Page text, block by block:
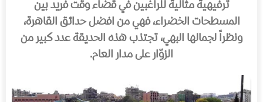
ترفيهية مثالية للراغبين في قضاء وقت فريد بين
المسطحات الخضراء، فهي من افضل حدائق القاهرة،
ونظراً لجمالها البهي، تجتذب هذه الحديقة عدد كبير من
الزوّار على مدار العام.